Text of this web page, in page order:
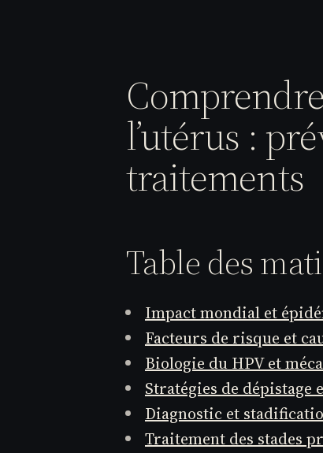
l’utérus :
traitements
Table des
Impact mondial et
Facteurs de risque et
Biologie du HPV et
Stratégies de dépistage
Diagnostic et
Traitement des stades